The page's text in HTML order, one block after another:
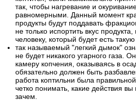
так, чтобы нагревание и
равномерными. Данный момент
продукты будут поддавать
не только испортить вкус
человеку, который будет есть
так называемый "легкий дымок"
не будет никакого угарного газа.
камеру копчения, оказываясь в
обязательно должен быть
работа коптильни была
четко понимать, какие действия
зачем.